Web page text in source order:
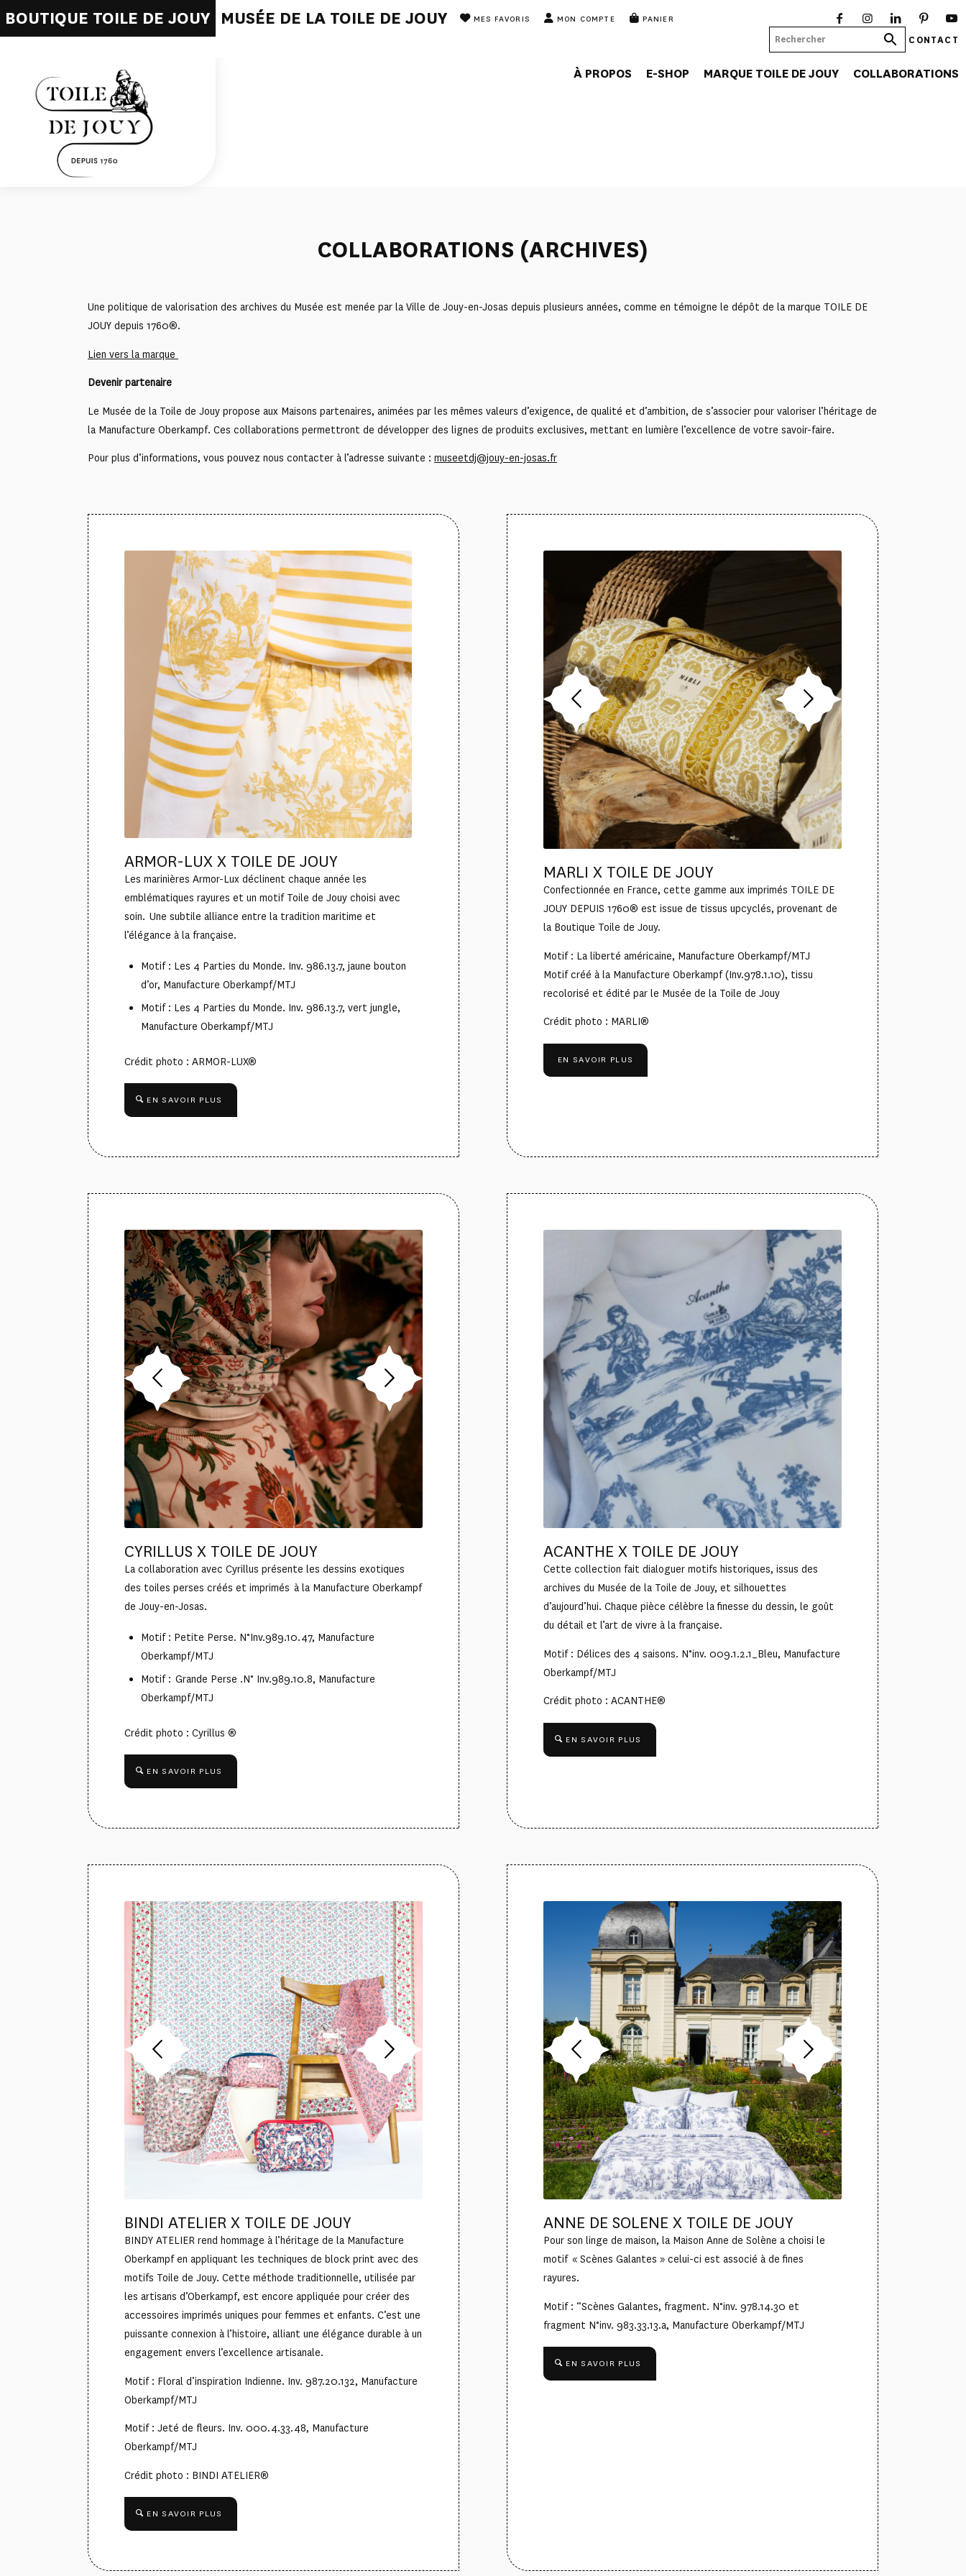
BOUTIQUE TOILE DE JOUY MUSÉE DE LA TOILE DE JOUY MES FAVORIS MON COMPTE PANIER
CONTACT
À PROPOS E-SHOP MARQUE TOILE DE JOUY COLLABORATIONS
COLLABORATIONS (ARCHIVES)
Une politique de valorisation des archives du Musée est menée par la Ville de Jouy-en-Josas depuis plusieurs années, comme en témoigne le dépôt de la marque TOILE DE
JOUY depuis 1760®.
Lien vers la marque
Devenir partenaire
Le Musée de la Toile de Jouy propose aux Maisons partenaires, animées par les mêmes valeurs d’exigence, de qualité et d’ambition, de s’associer pour valoriser l’héritage de
la Manufacture Oberkampf. Ces collaborations permettront de développer des lignes de produits exclusives, mettant en lumière l’excellence de votre savoir-faire.
Pour plus d’informations, vous pouvez nous contacter à l’adresse suivante : museetdj@jouy-en-josas.fr
ARMOR-LUX X TOILE DE JOUY
Les marinières Armor-Lux déclinent chaque année les
emblématiques rayures et un motif Toile de Jouy choisi avec
soin. Une subtile alliance entre la tradition maritime et
l’élégance à la française.
Motif : Les 4 Parties du Monde. Inv. 986.13.7, jaune bouton
d’or, Manufacture Oberkampf/MTJ
Motif : Les 4 Parties du Monde. Inv. 986.13.7, vert jungle,
Manufacture Oberkampf/MTJ
Crédit photo : ARMOR-LUX®
EN SAVOIR PLUS
MARLI X TOILE DE JOUY
Confectionnée en France, cette gamme aux imprimés TOILE DE
JOUY DEPUIS 1760® est issue de tissus upcyclés, provenant de
la Boutique Toile de Jouy.
Motif : La liberté américaine, Manufacture Oberkampf/MTJ
Motif créé à la Manufacture Oberkampf (Inv.978.1.10), tissu
recolorisé et édité par le Musée de la Toile de Jouy
Crédit photo : MARLI®
EN SAVOIR PLUS
CYRILLUS X TOILE DE JOUY
La collaboration avec Cyrillus présente les dessins exotiques
des toiles perses créés et imprimés à la Manufacture Oberkampf
de Jouy-en-Josas.
Motif : Petite Perse. N°Inv.989.10.47, Manufacture
Oberkampf/MTJ
Motif : Grande Perse .N° Inv.989.10.8, Manufacture
Oberkampf/MTJ
Crédit photo : Cyrillus ®
EN SAVOIR PLUS
ACANTHE X TOILE DE JOUY
Cette collection fait dialoguer motifs historiques, issus des
archives du Musée de la Toile de Jouy, et silhouettes
d’aujourd’hui. Chaque pièce célèbre la finesse du dessin, le goût
du détail et l’art de vivre à la française.
Motif : Délices des 4 saisons. N°inv. 009.1.2.1_Bleu, Manufacture
Oberkampf/MTJ
Crédit photo : ACANTHE®
EN SAVOIR PLUS
BINDI ATELIER X TOILE DE JOUY
BINDY ATELIER rend hommage à l’héritage de la Manufacture
Oberkampf en appliquant les techniques de block print avec des
motifs Toile de Jouy. Cette méthode traditionnelle, utilisée par
les artisans d’Oberkampf, est encore appliquée pour créer des
accessoires imprimés uniques pour femmes et enfants. C’est une
puissante connexion à l’histoire, alliant une élégance durable à un
engagement envers l’excellence artisanale.
Motif : Floral d’inspiration Indienne. Inv. 987.20.132, Manufacture
Oberkampf/MTJ
Motif : Jeté de fleurs. Inv. 000.4.33.48, Manufacture
Oberkampf/MTJ
Crédit photo : BINDI ATELIER®
EN SAVOIR PLUS
ANNE DE SOLENE X TOILE DE JOUY
Pour son linge de maison, la Maison Anne de Solène a choisi le
motif « Scènes Galantes » celui-ci est associé à de fines
rayures.
Motif : “Scènes Galantes, fragment. N°inv. 978.14.30 et
fragment N°inv. 983.33.13.a, Manufacture Oberkampf/MTJ
EN SAVOIR PLUS